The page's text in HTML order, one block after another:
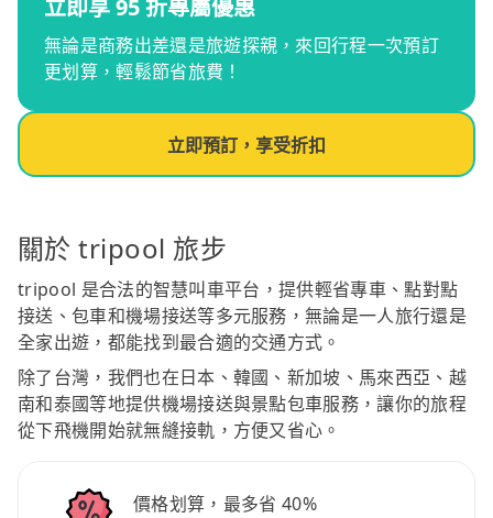
立即享 95 折專屬優惠
無論是商務出差還是旅遊探親，來回行程一次預訂
更划算，輕鬆節省旅費！
立即預訂，享受折扣
關於 tripool 旅步
tripool 是合法的智慧叫車平台，提供輕省專車、點對點
接送、包車和機場接送等多元服務，無論是一人旅行還是
全家出遊，都能找到最合適的交通方式。
除了台灣，我們也在日本、韓國、新加坡、馬來西亞、越
南和泰國等地提供機場接送與景點包車服務，讓你的旅程
從下飛機開始就無縫接軌，方便又省心。
價格划算，最多省 40%